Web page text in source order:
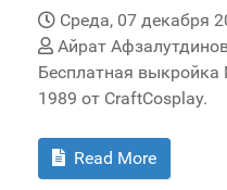
Среда, 07 декабря
Айрат
Бесплатная
1989 от CraftCosplay.
Read More